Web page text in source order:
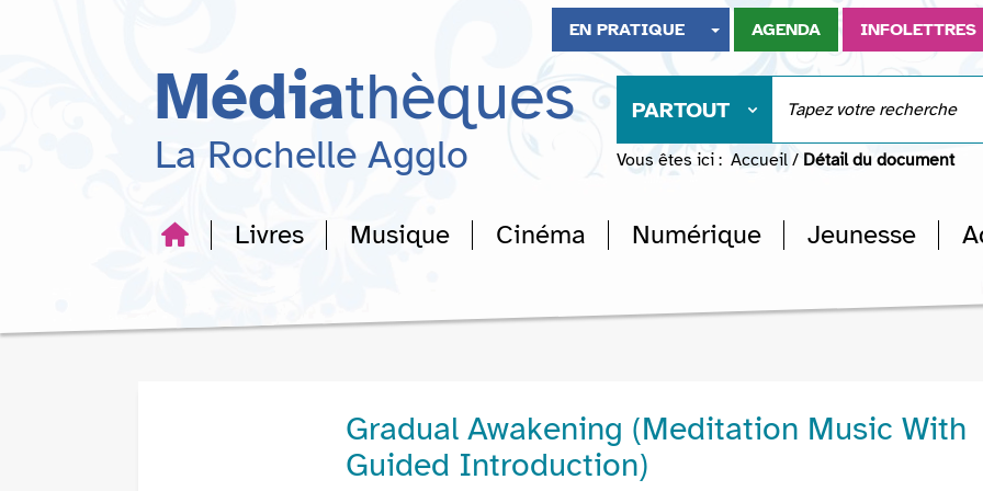
recherche
EN PRATIQUE AGENDA INFOLETTRES
Médiathèques
La Rochelle Agglo
PARTOUT
Vous êtes ici : Accueil / Détail du document
Livres Musique Cinéma Numérique Jeunesse
Gradual Awakening (Meditation Music With
Guided Introduction)